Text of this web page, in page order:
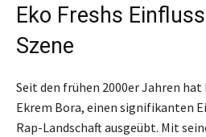
Eko Freshs
Szene
Seit den frühen 2000er Jahren hat
Ekrem Bora, einen signifikanten
Rap-Landschaft ausgeübt. Mit